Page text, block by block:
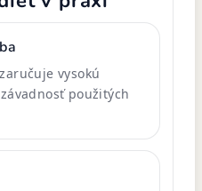
vysokú
použitých